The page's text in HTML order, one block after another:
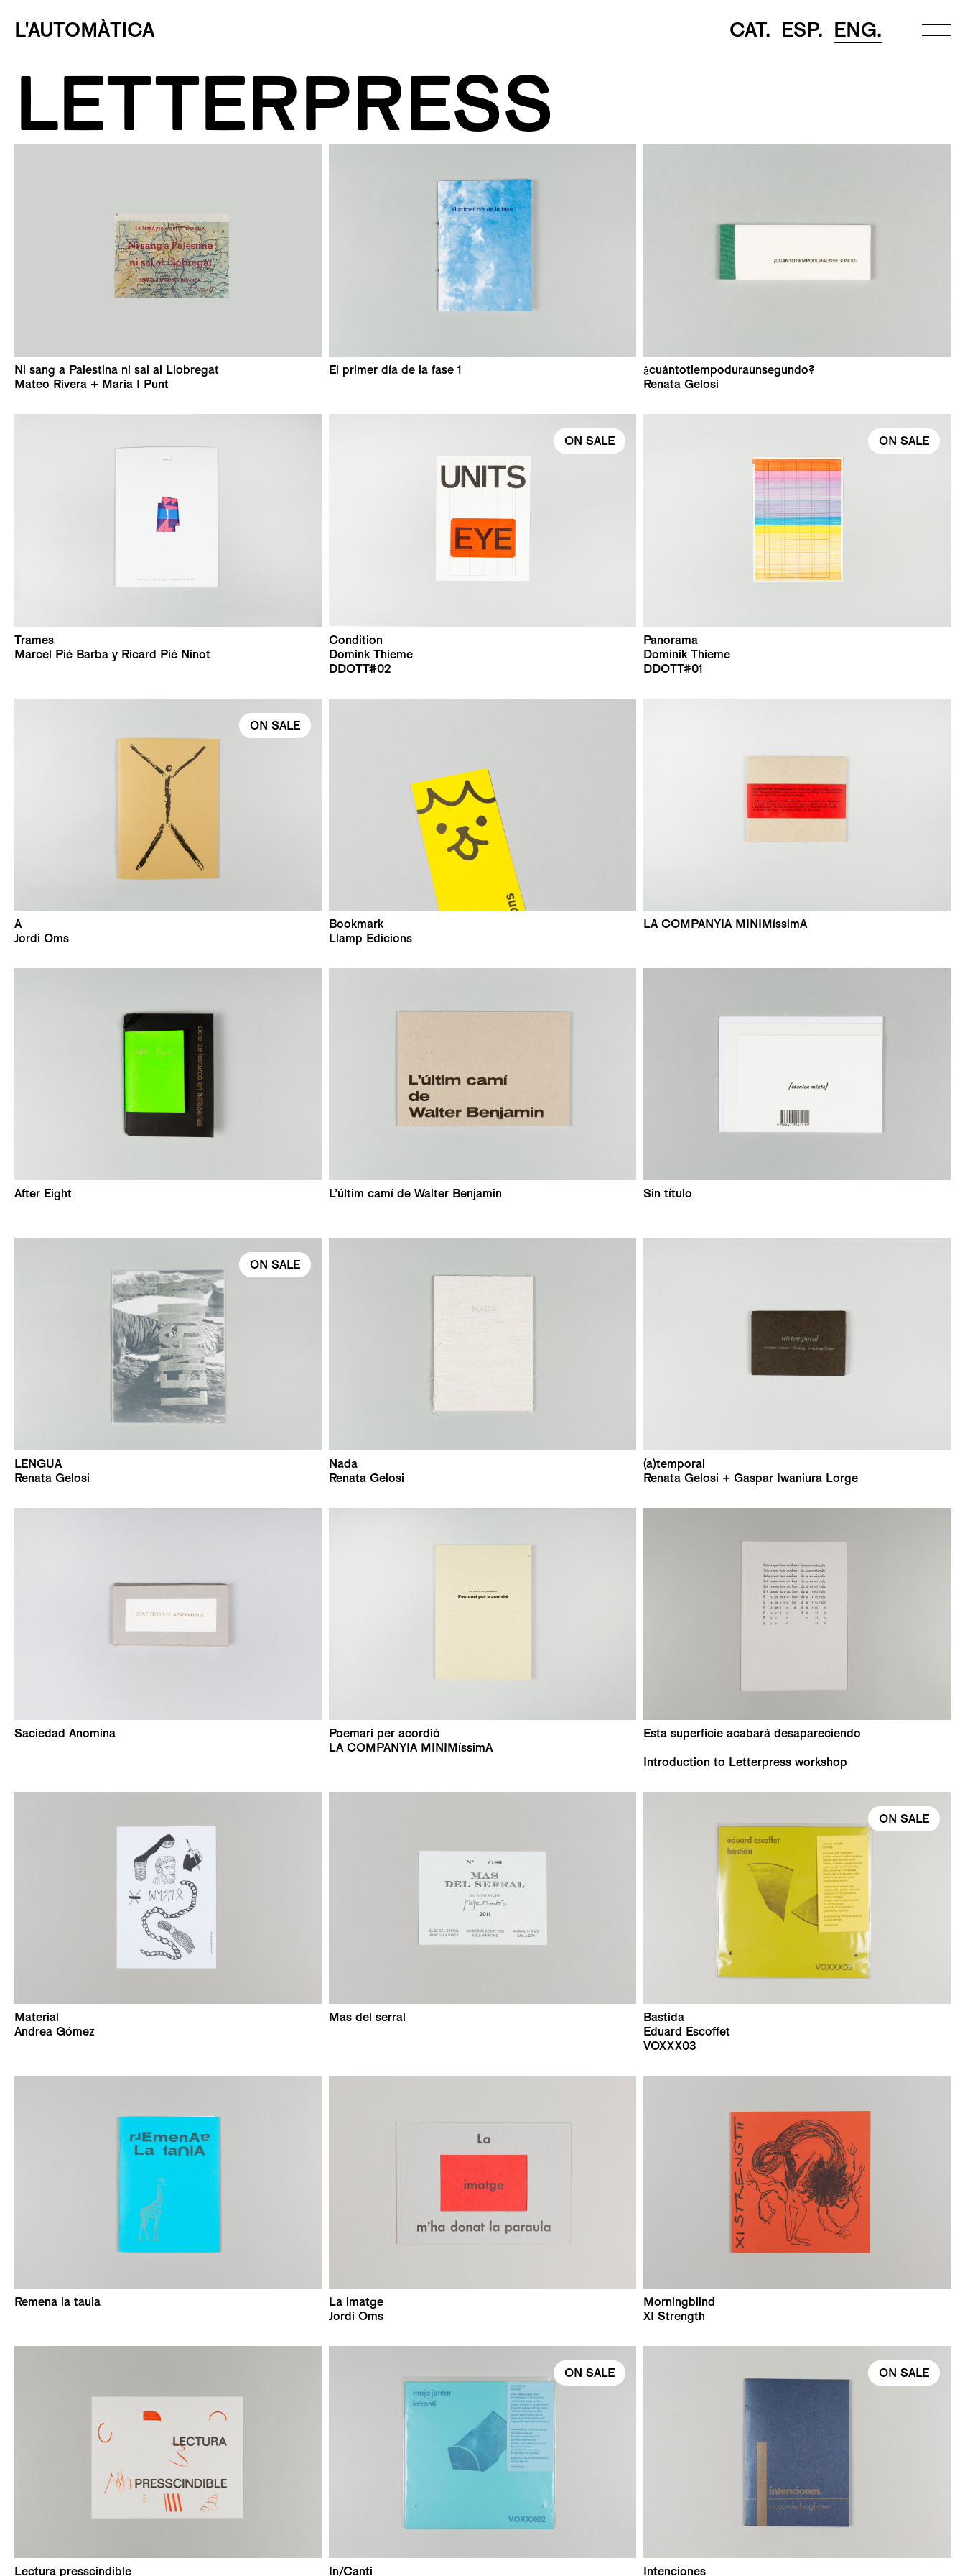
L'AUTOMÀTICA CAT. ESP. ENG.
LETTERPRESS
Ni sang a Palestina ni sal al Llobregat
Mateo Rivera + Maria I Punt
El primer día de la fase 1
¿cuántotiempoduraunsegundo?
Renata Gelosi
Trames
Marcel Pié Barba y Ricard Pié Ninot
ON SALE
Condition
Domink Thieme
DDOTT#02
ON SALE
Panorama
Dominik Thieme
DDOTT#01
ON SALE
A
Jordi Oms
Bookmark
Llamp Edicions
LA COMPANYIA MINIMíssimA
After Eight L’últim camí de Walter Benjamin Sin título
ON SALE
LENGUA
Renata Gelosi
Nada
Renata Gelosi
(a)temporal
Renata Gelosi + Gaspar Iwaniura Lorge
Saciedad Anomina
Poemari per acordió
LA COMPANYIA MINIMíssimA
Esta superficie acabará desapareciendo
Introduction to Letterpress workshop
Material
Andrea Gómez
Mas del serral
ON SALE
Bastida
Eduard Escoffet
VOXXX03
Remena la taula
La imatge
Jordi Oms
Morningblind
XI Strength
Lectura presscindible
ON SALE
In/Canti
ON SALE
Intenciones